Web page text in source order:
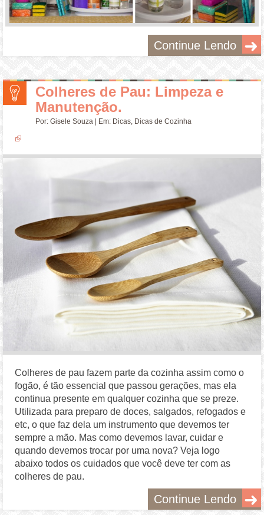
Continue Lendo
Colheres de Pau: Limpeza e
Manutenção.
Por:Gisele Souza | Em: Dicas, Dicas de Cozinha
Colheres de pau fazem parte da cozinha assim como o
fogão, é tão essencial que passou gerações, mas ela
continua presente em qualquer cozinha que se preze.
Utilizada para preparo de doces, salgados, refogados e
etc, o que faz dela um instrumento que devemos ter
sempre a mão. Mas como devemos lavar, cuidar e
quando devemos trocar por uma nova? Veja logo
abaixo todos os cuidados que você deve ter com as
colheres de pau.
Continue Lendo